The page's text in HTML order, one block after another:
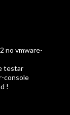
no vmware-
testar
console
!